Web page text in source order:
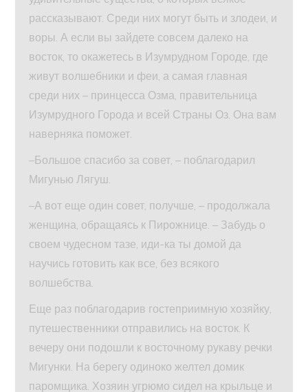
рассказывают. Среди них могут быть и злодеи, и
воры. А если вы зайдете совсем далеко на
восток, то окажетесь в Изумрудном Городе, где
живут волшебники и феи, а самая главная
среди них – принцесса Озма, правительница
Изумрудного Города и всей Страны Оз. Она вам
наверняка поможет.
–Большое спасибо за совет, – поблагодарил
Мигунью Лягуш.
–А вот еще один совет, получше, – продолжала
женщина, обращаясь к Пирожнице. – Забудь о
своем чудесном тазе, иди-ка ты домой да
научись готовить как все, без всякого
волшебства.
Еще раз поблагодарив гостеприимную хозяйку,
путешественники отправились на восток. К
вечеру они подошли к восточному рукаву речки
Мигунки. На берегу одиноко желтел домик
паромщика. Хозяин угрюмо сидел на крыльце и